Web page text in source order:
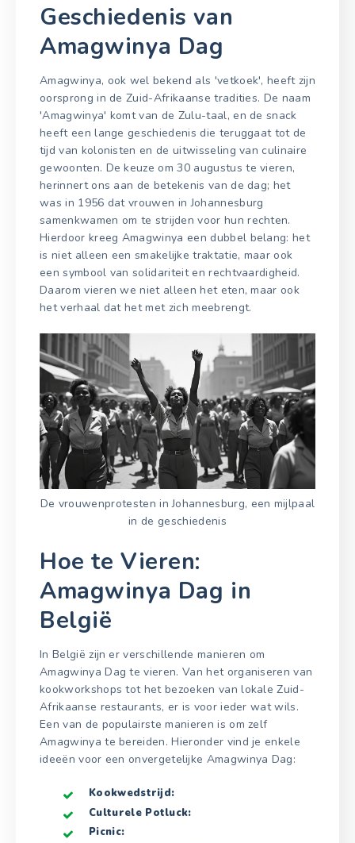
Geschiedenis van
Amagwinya Dag
Amagwinya, ook wel bekend als 'vetkoek', heeft zijn
oorsprong in de Zuid-Afrikaanse tradities. De naam
'Amagwinya' komt van de Zulu-taal, en de snack
heeft een lange geschiedenis die teruggaat tot de
tijd van kolonisten en de uitwisseling van culinaire
gewoonten. De keuze om 30 augustus te vieren,
herinnert ons aan de betekenis van de dag; het
was in 1956 dat vrouwen in Johannesburg
samenkwamen om te strijden voor hun rechten.
Hierdoor kreeg Amagwinya een dubbel belang: het
is niet alleen een smakelijke traktatie, maar ook
een symbool van solidariteit en rechtvaardigheid.
Daarom vieren we niet alleen het eten, maar ook
het verhaal dat het met zich meebrengt.
De vrouwenprotesten in Johannesburg, een mijlpaal
in de geschiedenis
Hoe te Vieren:
Amagwinya Dag in
België
In België zijn er verschillende manieren om
Amagwinya Dag te vieren. Van het organiseren van
kookworkshops tot het bezoeken van lokale Zuid-
Afrikaanse restaurants, er is voor ieder wat wils.
Een van de populairste manieren is om zelf
Amagwinya te bereiden. Hieronder vind je enkele
ideeën voor een onvergetelijke Amagwinya Dag:
Kookwedstrijd:
Culturele Potluck:
Picnic: